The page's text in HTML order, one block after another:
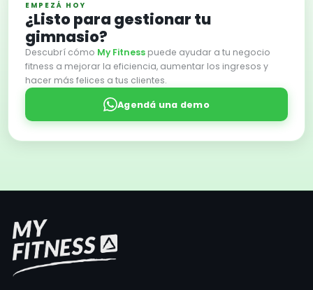
EMPEZÁ HOY
¿Listo para gestionar tu
gimnasio?
Descubrí cómo My Fitness puede ayudar a tu negocio
fitness a mejorar la eficiencia, aumentar los ingresos y
hacer más felices a tus clientes.
Agendá una demo